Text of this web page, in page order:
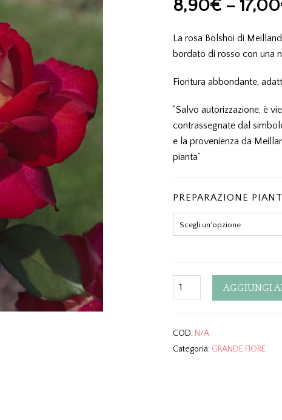
8,90€ – 17,00
La rosa Bolshoi di
bordato di rosso con una
Fioritura abbondante,
“Salvo autorizzazione, è
contrassegnate dal
e la provenienza da
pianta”
PREPARAZIONE
Quantity AGGIUNGI
COD: N/A
Categoria: GRANDE FIORE